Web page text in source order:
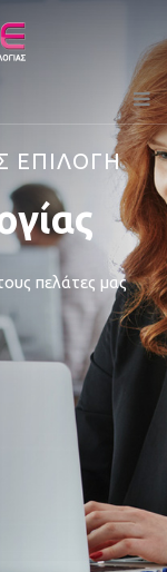
ΕΠΙΛΟΓΗ
πελάτες μας